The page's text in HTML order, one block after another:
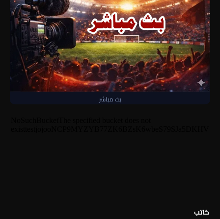
بث مباشر
كاتب